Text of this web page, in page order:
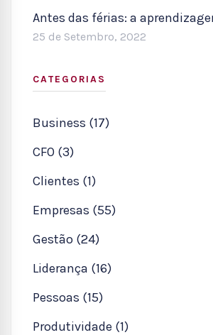
Antes das férias: a
25 de Setembro, 2022
CATEGORIAS
Business (17)
CFO (3)
Clientes (1)
Empresas (55)
Gestão (24)
Liderança (16)
Pessoas (15)
Produtividade (1)